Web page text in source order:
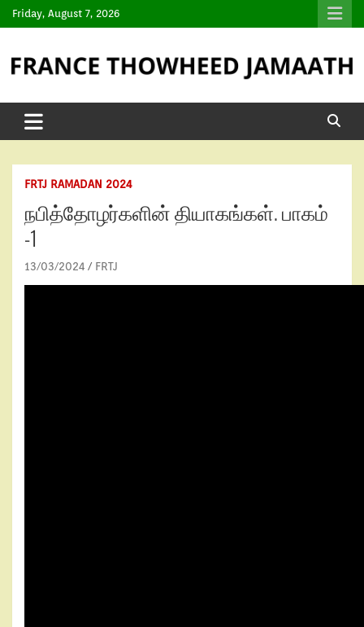
Friday, August 7, 2026
FRTJ RAMADAN 2024
நபித்தோழர்களின் தியாகங்கள். பாகம்
-1
13/03/2024 FRTJ